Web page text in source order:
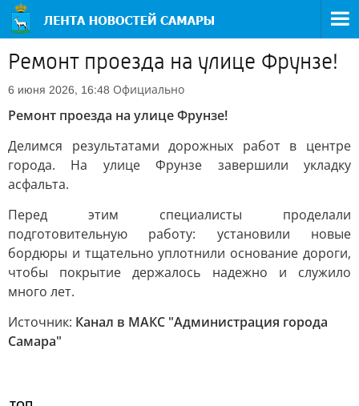
Ремонт проезда на улице Фрунзе!
6 июня 2026, 16:48 Официально
Ремонт проезда на улице Фрунзе!
Делимся результатами дорожных работ в центре
города. На улице Фрунзе завершили укладку
асфальта.
Перед этим специалисты проделали
подготовительную работу: установили новые
бордюры и тщательно уплотнили основание дороги,
чтобы покрытие держалось надежно и служило
много лет.
Источник: Канал в МАКС "Администрация города
Самара"